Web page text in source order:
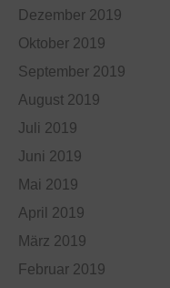
Dezember 2019
Oktober 2019
September 2019
August 2019
Juli 2019
Juni 2019
Mai 2019
April 2019
März 2019
Februar 2019